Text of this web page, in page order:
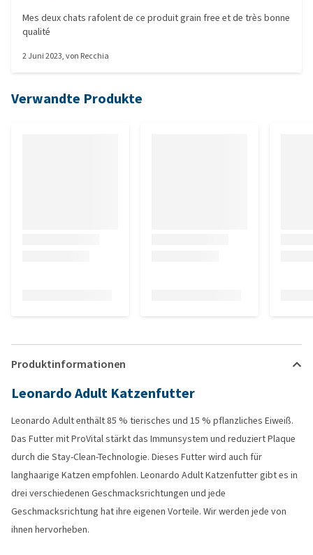
Mes deux chats rafolent de ce produit grain free et de très bonne
qualité
2 Juni 2023, von Recchia
Verwandte Produkte
Produktinformationen
Leonardo Adult Katzenfutter
Leonardo Adult enthält 85 % tierisches und 15 % pflanzliches Eiweiß.
Das Futter mit ProVital stärkt das Immunsystem und reduziert Plaque
durch die Stay-Clean-Technologie. Dieses Futter wird auch für
langhaarige Katzen empfohlen. Leonardo Adult Katzenfutter gibt es in
drei verschiedenen Geschmacksrichtungen und jede
Geschmacksrichtung hat ihre eigenen Vorteile. Wir werden jede von
ihnen hervorheben.